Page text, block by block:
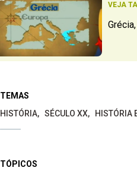
VEJA
TEMAS
HISTÓRIA
SÉCULO XX HISTÓRIA
TÓPICOS